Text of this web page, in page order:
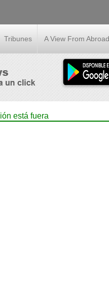
Tribunes A View From Abroad
está fuera